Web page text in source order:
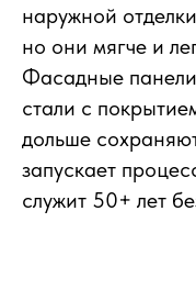
наружной
но они мягче и
Фасадные
стали с
дольше
запускает
служит 50+ лет